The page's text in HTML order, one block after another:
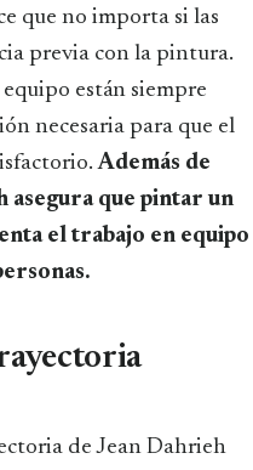
que no importa si las
previa con la pintura.
están siempre
necesaria para que el
Además de
que pintar un
el trabajo en equipo
de Jean Dahrieh